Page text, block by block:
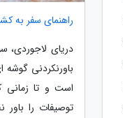
راهنمای سفر به
دریای لاجوردی،
باورنکردنی گوشه
است و تا زمانی
توصیفات را باور